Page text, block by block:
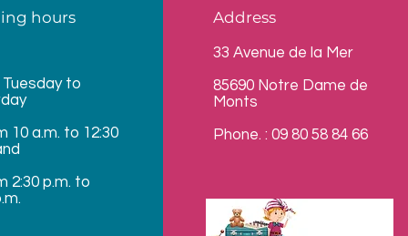
hours
Tuesday to
10 a.m. to 12:30
2:30 p.m. to
Address
33 Avenue de la Mer
85690 Notre Dame de
Monts
Phone. : 09 80 58 84 66